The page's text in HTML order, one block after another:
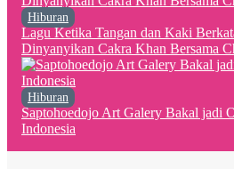
Hiburan
Lagu Ketika Tangan dan Kaki
Dinyanyikan Cakra Khan Bersama
Hiburan
Saptohoedojo Art Galery Bakal jadi
Indonesia